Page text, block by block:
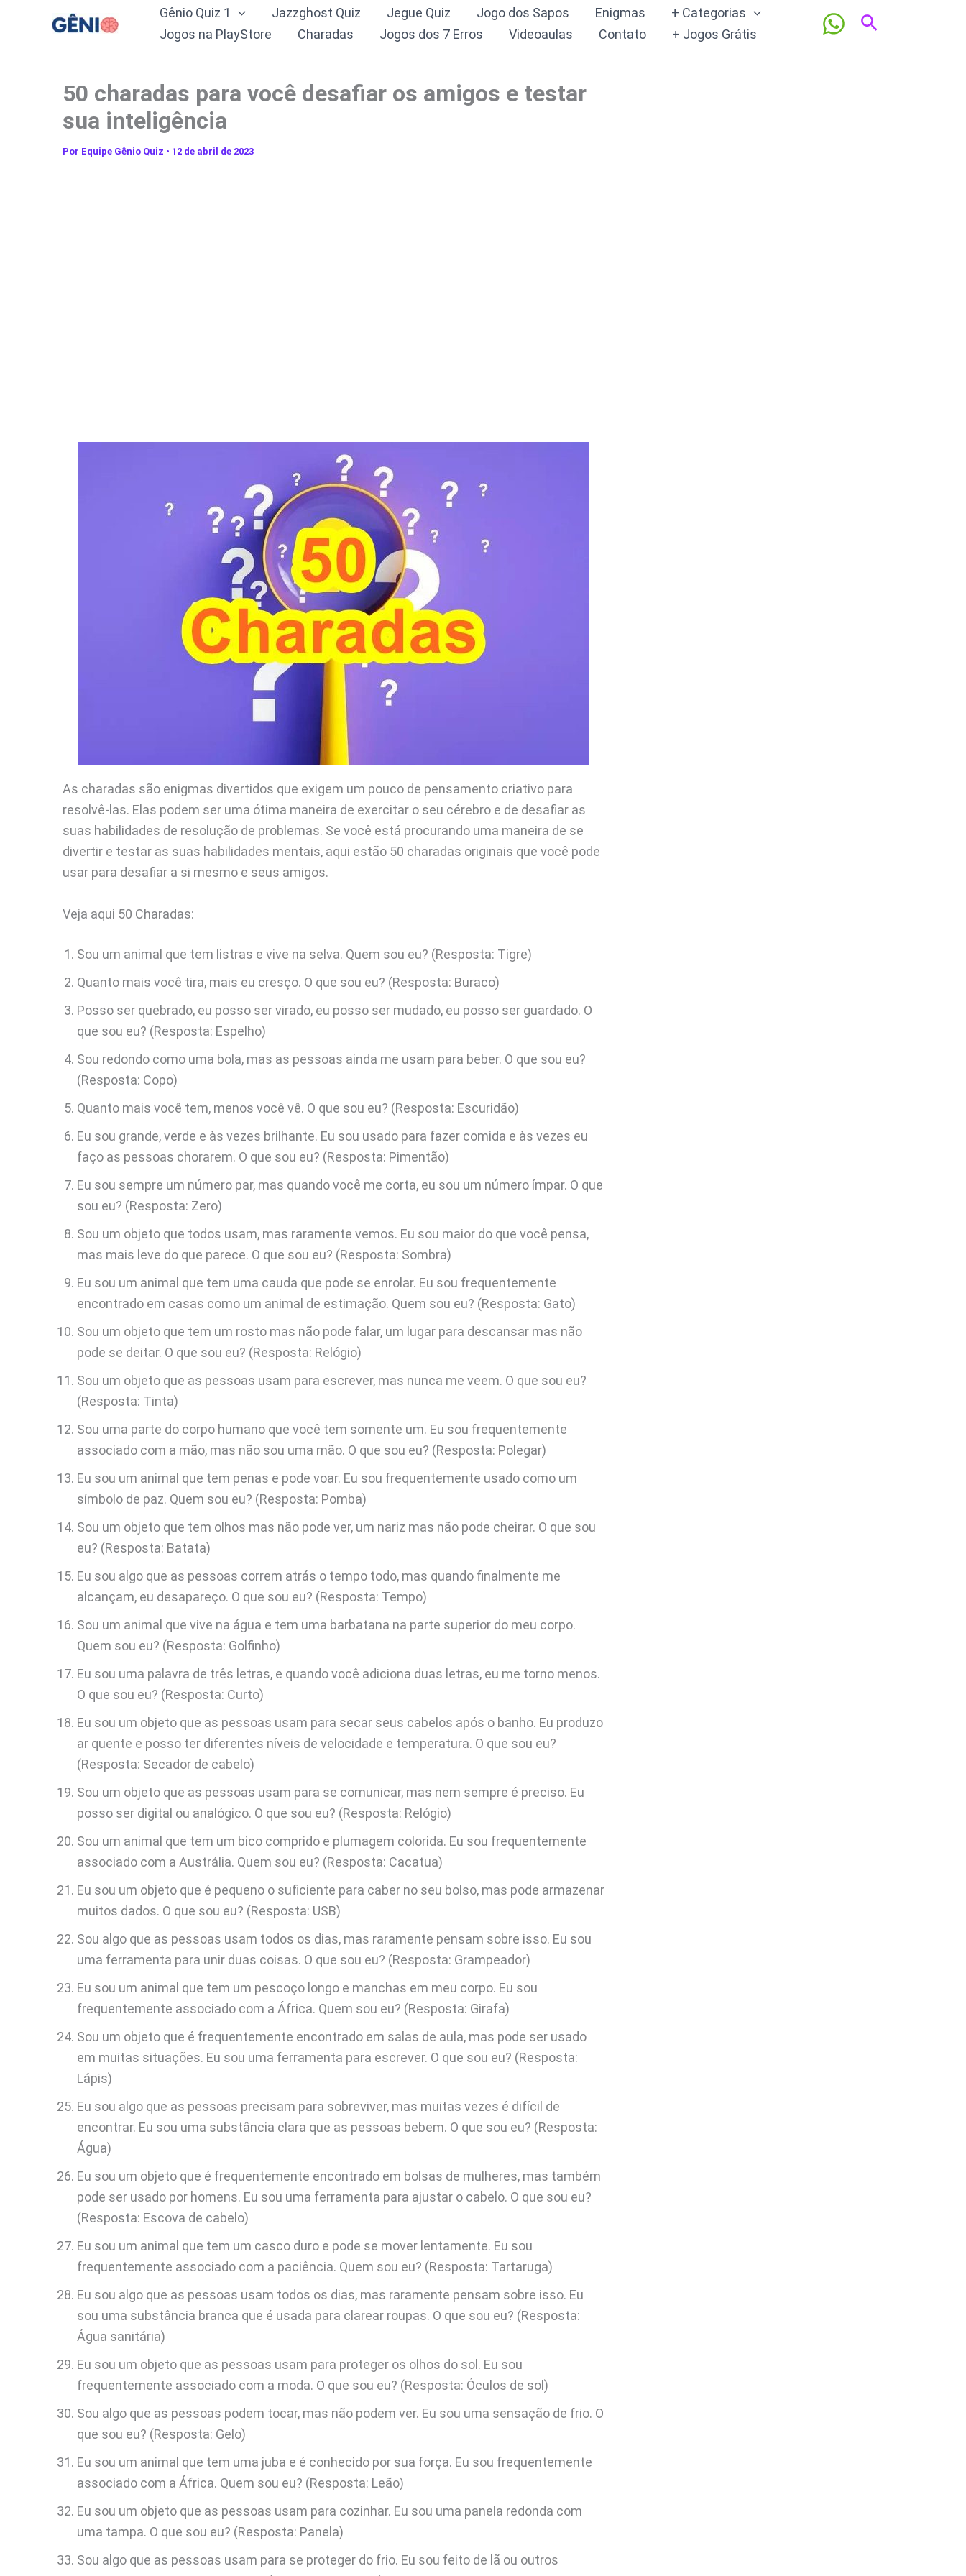
o
Gênio Quiz 1 Jazzghost Quiz Jegue Quiz Jogo dos Sapos Enigmas
+ Categorias
Jogos na PlayStore
Charadas Jogos dos 7 Erros Videoaulas Contato + Jogos Grátis
Pesquisar
50 charadas para você desafiar os amigos e testar
sua inteligência
Por Equipe Gênio Quiz • 12 de abril de 2023
As charadas são enigmas divertidos que exigem um pouco de pensamento criativo para
resolvê-las. Elas podem ser uma ótima maneira de exercitar o seu cérebro e de desafiar as
suas habilidades de resolução de problemas. Se você está procurando uma maneira de se
divertir e testar as suas habilidades mentais, aqui estão 50 charadas originais que você pode
usar para desafiar a si mesmo e seus amigos.
Veja aqui 50 Charadas:
Sou um animal que tem listras e vive na selva. Quem sou eu? (Resposta: Tigre)
Quanto mais você tira, mais eu cresço. O que sou eu? (Resposta: Buraco)
Posso ser quebrado, eu posso ser virado, eu posso ser mudado, eu posso ser guardado. O
que sou eu? (Resposta: Espelho)
Sou redondo como uma bola, mas as pessoas ainda me usam para beber. O que sou eu?
(Resposta: Copo)
Quanto mais você tem, menos você vê. O que sou eu? (Resposta: Escuridão)
Eu sou grande, verde e às vezes brilhante. Eu sou usado para fazer comida e às vezes eu
faço as pessoas chorarem. O que sou eu? (Resposta: Pimentão)
Eu sou sempre um número par, mas quando você me corta, eu sou um número ímpar. O que
sou eu? (Resposta: Zero)
Sou um objeto que todos usam, mas raramente vemos. Eu sou maior do que você pensa,
mas mais leve do que parece. O que sou eu? (Resposta: Sombra)
Eu sou um animal que tem uma cauda que pode se enrolar. Eu sou frequentemente
encontrado em casas como um animal de estimação. Quem sou eu? (Resposta: Gato)
Sou um objeto que tem um rosto mas não pode falar, um lugar para descansar mas não
pode se deitar. O que sou eu? (Resposta: Relógio)
Sou um objeto que as pessoas usam para escrever, mas nunca me veem. O que sou eu?
(Resposta: Tinta)
Sou uma parte do corpo humano que você tem somente um. Eu sou frequentemente
associado com a mão, mas não sou uma mão. O que sou eu? (Resposta: Polegar)
Eu sou um animal que tem penas e pode voar. Eu sou frequentemente usado como um
símbolo de paz. Quem sou eu? (Resposta: Pomba)
Sou um objeto que tem olhos mas não pode ver, um nariz mas não pode cheirar. O que sou
eu? (Resposta: Batata)
Eu sou algo que as pessoas correm atrás o tempo todo, mas quando finalmente me
alcançam, eu desapareço. O que sou eu? (Resposta: Tempo)
Sou um animal que vive na água e tem uma barbatana na parte superior do meu corpo.
Quem sou eu? (Resposta: Golfinho)
Eu sou uma palavra de três letras, e quando você adiciona duas letras, eu me torno menos.
O que sou eu? (Resposta: Curto)
Eu sou um objeto que as pessoas usam para secar seus cabelos após o banho. Eu produzo
ar quente e posso ter diferentes níveis de velocidade e temperatura. O que sou eu?
(Resposta: Secador de cabelo)
Sou um objeto que as pessoas usam para se comunicar, mas nem sempre é preciso. Eu
posso ser digital ou analógico. O que sou eu? (Resposta: Relógio)
Sou um animal que tem um bico comprido e plumagem colorida. Eu sou frequentemente
associado com a Austrália. Quem sou eu? (Resposta: Cacatua)
Eu sou um objeto que é pequeno o suficiente para caber no seu bolso, mas pode armazenar
muitos dados. O que sou eu? (Resposta: USB)
Sou algo que as pessoas usam todos os dias, mas raramente pensam sobre isso. Eu sou
uma ferramenta para unir duas coisas. O que sou eu? (Resposta: Grampeador)
Eu sou um animal que tem um pescoço longo e manchas em meu corpo. Eu sou
frequentemente associado com a África. Quem sou eu? (Resposta: Girafa)
Sou um objeto que é frequentemente encontrado em salas de aula, mas pode ser usado
em muitas situações. Eu sou uma ferramenta para escrever. O que sou eu? (Resposta:
Lápis)
Eu sou algo que as pessoas precisam para sobreviver, mas muitas vezes é difícil de
encontrar. Eu sou uma substância clara que as pessoas bebem. O que sou eu? (Resposta:
Água)
Eu sou um objeto que é frequentemente encontrado em bolsas de mulheres, mas também
pode ser usado por homens. Eu sou uma ferramenta para ajustar o cabelo. O que sou eu?
(Resposta: Escova de cabelo)
Eu sou um animal que tem um casco duro e pode se mover lentamente. Eu sou
frequentemente associado com a paciência. Quem sou eu? (Resposta: Tartaruga)
Eu sou algo que as pessoas usam todos os dias, mas raramente pensam sobre isso. Eu
sou uma substância branca que é usada para clarear roupas. O que sou eu? (Resposta:
Água sanitária)
Eu sou um objeto que as pessoas usam para proteger os olhos do sol. Eu sou
frequentemente associado com a moda. O que sou eu? (Resposta: Óculos de sol)
Sou algo que as pessoas podem tocar, mas não podem ver. Eu sou uma sensação de frio. O
que sou eu? (Resposta: Gelo)
Eu sou um animal que tem uma juba e é conhecido por sua força. Eu sou frequentemente
associado com a África. Quem sou eu? (Resposta: Leão)
Eu sou um objeto que as pessoas usam para cozinhar. Eu sou uma panela redonda com
uma tampa. O que sou eu? (Resposta: Panela)
Sou algo que as pessoas usam para se proteger do frio. Eu sou feito de lã ou outros